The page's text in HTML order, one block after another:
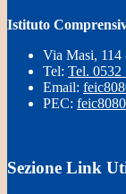
Istituto
Via Masi, 114
Tel: Tel. 0532
Email:
PEC:
Sezione Link